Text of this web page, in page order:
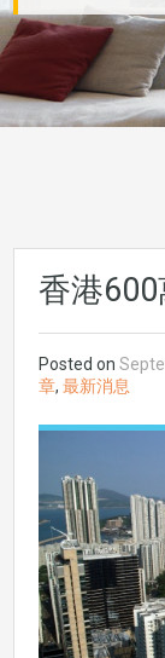
香港
Posted on
章,最新消息